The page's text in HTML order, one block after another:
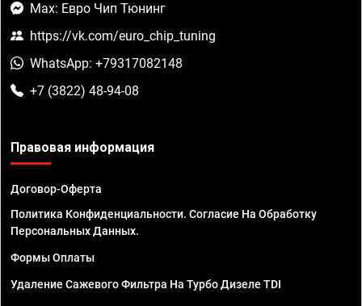
Max: Евро Чип Тюнинг
https://vk.com/euro_chip_tuning
WhatsApp: +79317082148
+7 (3822) 48-94-08
Правовая информация
Договор-Оферта
Политика Конфиденциальности. Согласие На Обработку
Персональных Данных.
Формы Оплаты
Удаление Сажевого Фильтра На Турбо Дизеле TDI